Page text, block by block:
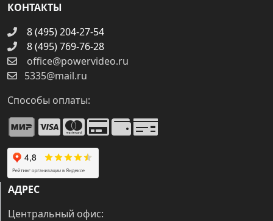
КОНТАКТЫ
8 (495) 204-27-54
8 (495) 769-76-28
office@powervideo.ru
5335@mail.ru
Способы оплаты:
АДРЕС
Центральный офис: